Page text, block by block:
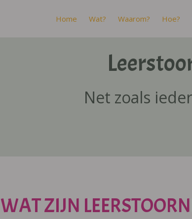
Home Wat? Waarom? Hoe?
Net zoals
WAT ZIJN